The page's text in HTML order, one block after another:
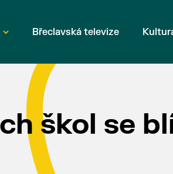
Břeclavská televize
škol se